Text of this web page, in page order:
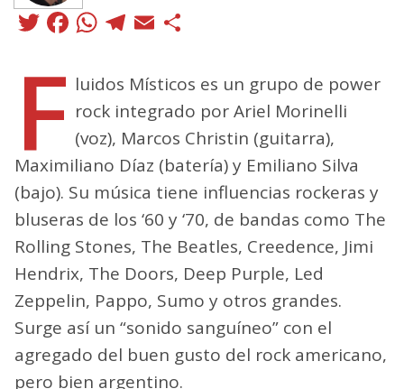
Twitter
Facebook
WhatsApp
Telegram
Email
F luidos Místicos es un grupo de power
rock integrado por Ariel Morinelli
(voz), Marcos Christin (guitarra),
Maximiliano Díaz (batería) y Emiliano Silva
(bajo). Su música tiene influencias rockeras y
bluseras de los ‘60 y ‘70, de bandas como The
Rolling Stones, The Beatles, Creedence, Jimi
Hendrix, The Doors, Deep Purple, Led
Zeppelin, Pappo, Sumo y otros grandes.
Surge así un “sonido sanguíneo” con el
agregado del buen gusto del rock americano,
pero bien argentino.